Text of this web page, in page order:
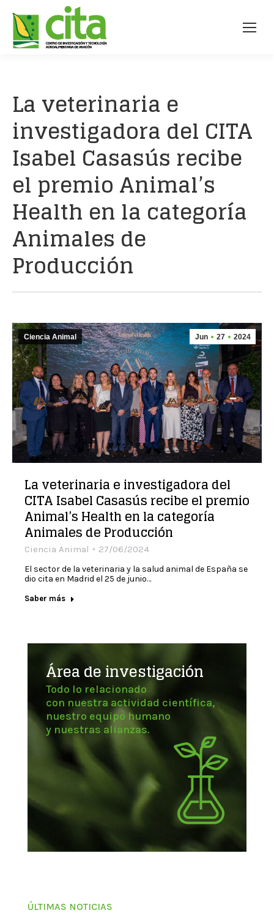
La veterinaria e
investigadora del CITA
Isabel Casasús recibe
el premio Animal’s
Health en la categoría
Animales de
Producción
Jun 27 2024
Ciencia Animal
La veterinaria e investigadora del
CITA Isabel Casasús recibe el premio
Animal’s Health en la categoría
Animales de Producción
Ciencia Animal 27/06/2024
El sector de la veterinaria y la salud animal de España se
dio cita en Madrid el 25 de junio…
Saber más
Área de investigación
Todo lo relacionado
con nuestra actividad científica,
nuestro equipo humano
y nuestras alianzas.
ÚLTIMAS NOTICIAS